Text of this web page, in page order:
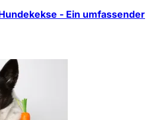
- Ein umfassender